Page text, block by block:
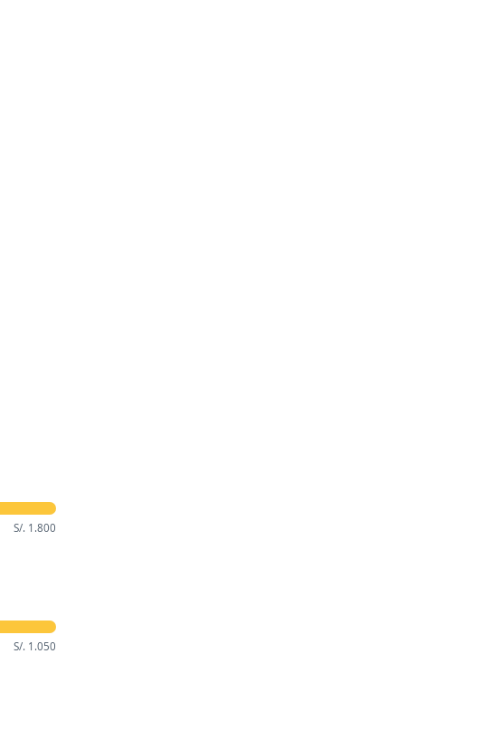
S/. 1.800
S/. 1.050